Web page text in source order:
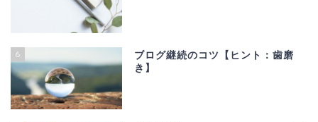
6
ブログ継続のコツ【ヒント：歯磨
き】